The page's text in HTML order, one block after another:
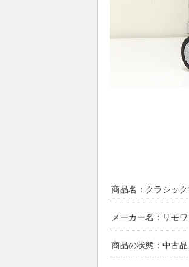
商品名：クラシッ
メーカー名：リモワ
商品の状態：中古品